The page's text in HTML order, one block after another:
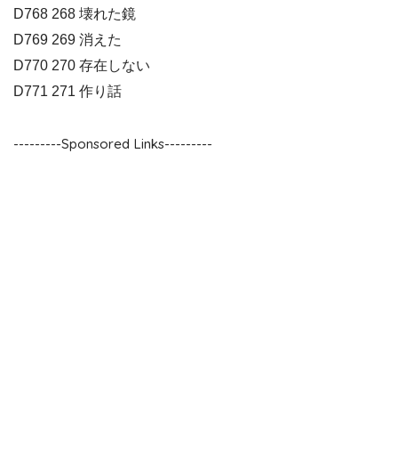
D768 268 壊れた鏡
D769 269 消えた
D770 270 存在しない
D771 271 作り話
---------Sponsored Links---------